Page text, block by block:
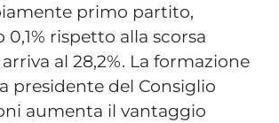
primo partito,
rispetto alla scorsa
al 28,2%. La formazione
presidente del Consiglio
aumenta il vantaggio